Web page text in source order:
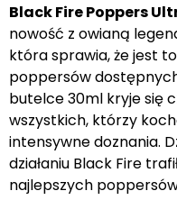
Black Fire Poppers
nowość z owianą
która sprawia, że jest
poppersów
butelce 30ml kryje się
wszystkich, którzy
intensywne doznania.
działaniu Black Fire
najlepszych